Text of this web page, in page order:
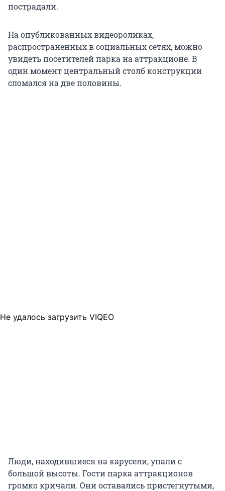
пострадали.
На опубликованных видеороликах,
распространенных в социальных сетях, можно
увидеть посетителей парка на аттракционе. В
один момент центральный столб конструкции
сломался на две половины.
Не удалось загрузить VIQEO
Люди, находившиеся на карусели, упали с
большой высоты. Гости парка аттракционов
громко кричали. Они оставались пристегнутыми,